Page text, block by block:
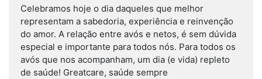
Celebramos hoje o dia daqueles que melhor
representam a sabedoria, experiência e reinvenção
do amor. A relação entre avós e netos, é sem dúvida
especial e importante para todos nós. Para todos os
avós que nos acompanham, um dia (e vida) repleto
de saúde! Greatcare, saúde sempre